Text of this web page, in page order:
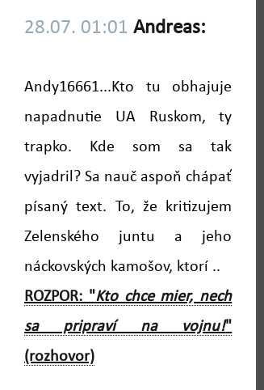
28.07. 01:01 Andreas:
Andy16661...Kto tu obhajuje
napadnutie UA Ruskom, ty
trapko. Kde som sa tak
vyjadril? Sa nauč aspoň chápať
písaný text. To, že kritizujem
Zelenského juntu a jeho
náckovských kamošov, ktorí ..
ROZPOR: "Kto chce mier, nech
sa pripraví na vojnu!"
(rozhovor)